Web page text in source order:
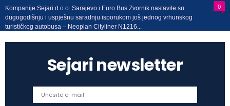
0
Kompanije Sejari d.o.o. Sarajevo i Euro Bus Zvornik nastavile su
dugogodišnju i uspješnu saradnju isporukom još jednog vrhunskog
turističkog autobusa – Neoplan Cityliner N1216...
Sejari newsletter